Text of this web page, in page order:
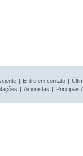
| Entre em contato |
| Acionistas | Principais